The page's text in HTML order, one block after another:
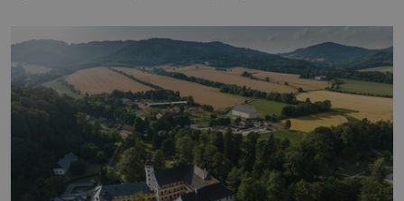
Je to opravdu tak, s věkem jako kdyby se paměť
rozhodla stávkovat. Cvičte